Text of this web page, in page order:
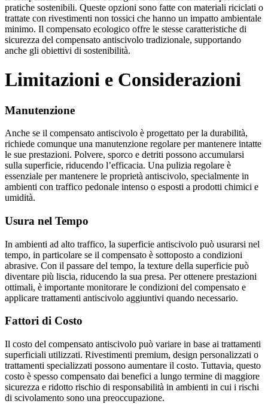
pratiche sostenibili. Queste opzioni sono fatte con materiali riciclati o
trattate con rivestimenti non tossici che hanno un impatto ambientale
minimo. Il compensato ecologico offre le stesse caratteristiche di
sicurezza del compensato antiscivolo tradizionale, supportando
anche gli obiettivi di sostenibilità.
Limitazioni e Considerazioni
Manutenzione
Anche se il compensato antiscivolo è progettato per la durabilità,
richiede comunque una manutenzione regolare per mantenere intatte
le sue prestazioni. Polvere, sporco e detriti possono accumularsi
sulla superficie, riducendo l’efficacia. Una pulizia regolare è
essenziale per mantenere le proprietà antiscivolo, specialmente in
ambienti con traffico pedonale intenso o esposti a prodotti chimici e
umidità.
Usura nel Tempo
In ambienti ad alto traffico, la superficie antiscivolo può usurarsi nel
tempo, in particolare se il compensato è sottoposto a condizioni
abrasive. Con il passare del tempo, la texture della superficie può
diventare più liscia, riducendo la sua presa. Per ottenere prestazioni
ottimali, è importante monitorare le condizioni del compensato e
applicare trattamenti antiscivolo aggiuntivi quando necessario.
Fattori di Costo
Il costo del compensato antiscivolo può variare in base ai trattamenti
superficiali utilizzati. Rivestimenti premium, design personalizzati o
trattamenti specializzati possono aumentare il costo. Tuttavia, questo
costo è spesso compensato dai benefici a lungo termine di maggiore
sicurezza e ridotto rischio di responsabilità in ambienti in cui i rischi
di scivolamento sono una preoccupazione.